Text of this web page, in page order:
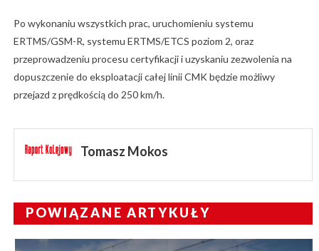
Po wykonaniu wszystkich prac, uruchomieniu systemu
ERTMS/GSM-R, systemu ERTMS/ETCS poziom 2, oraz
przeprowadzeniu procesu certyfikacji i uzyskaniu zezwolenia na
dopuszczenie do eksploatacji całej linii CMK będzie możliwy
przejazd z prędkością do 250 km/h.
Tomasz Mokos
POWIĄZANE ARTYKUŁY